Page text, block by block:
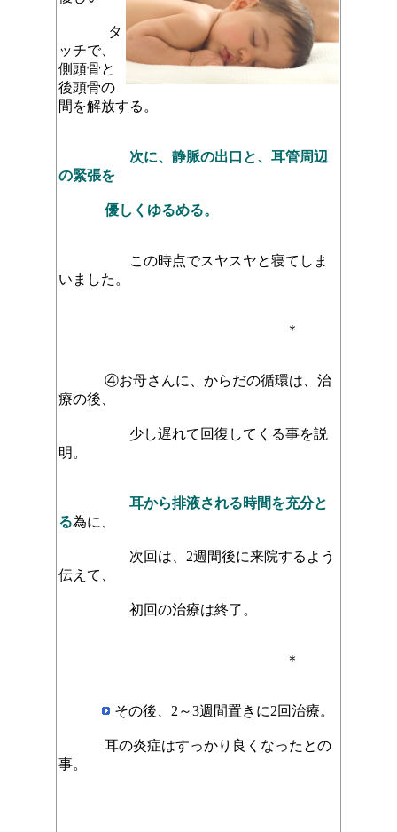
タ
ッチで、
側頭骨と
後頭骨の
間を解放する。
次に、静脈の出口と、耳管周辺
の緊張を
優しく ゆるめる。
この時点でスヤスヤと寝てしま
いました。
＊
④お母さんに、からだの循環は、治
療の後、
少し遅れて回復してくる事を説
明。
耳から排液される時間を充分と
る為に、
次回は、2週間後に来院するよう
伝えて、
初回の治療は終了。
＊
その後、2～3週間置きに2回治療。
耳の炎症はすっかり良くなったとの
事。